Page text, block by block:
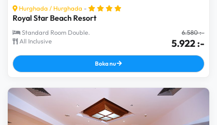
Hurghada / Hurghada -
Royal Star Beach Resort
Standard Room Double.
All Inclusive
6.580 :-
5.922 :-
Boka nu